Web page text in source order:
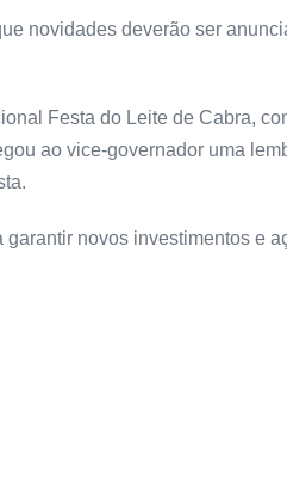
novidades deverão ser
Festa do Leite de Cabra,
ao vice-governador uma
novos investimentos e